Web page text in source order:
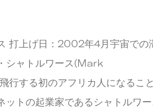
打上げ日：2002年4月宇宙での
シャトルワース(Mark
する初のアフリカ人になるこ
ットの起業家であるシャトルワ